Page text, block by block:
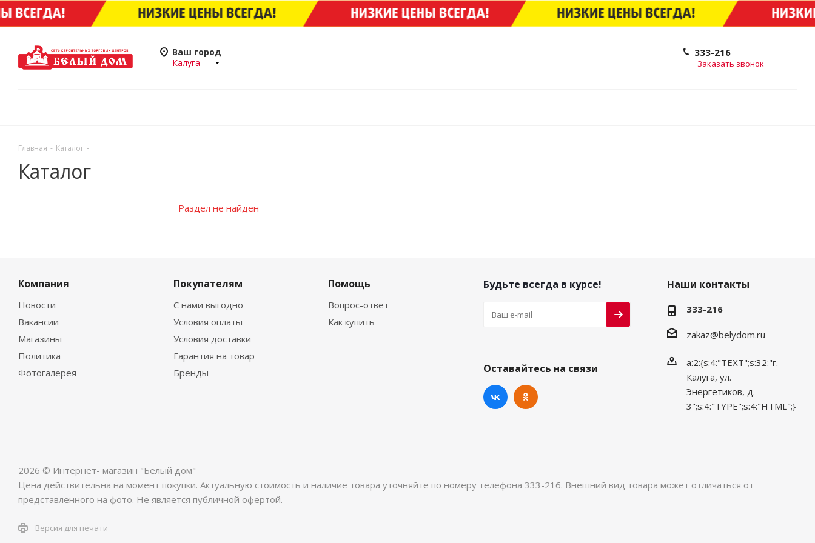
Ваш город
Калуга
333-216
Заказать звонок
Главная - Каталог -
Каталог
Раздел не найден
Компания
Новости
Вакансии
Магазины
Политика
Фотогалерея
Покупателям
С нами выгодно
Условия оплаты
Условия доставки
Гарантия на товар
Бренды
Помощь
Вопрос-ответ
Как купить
Будьте всегда в курсе!
Оставайтесь на связи
Наши контакты
333-216
zakaz@belydom.ru
a:2:{s:4:"TEXT";s:32:"г.
Калуга, ул.
Энергетиков, д.
3";s:4:"TYPE";s:4:"HTML";}
2026 © Интернет- магазин "Белый дом"
Цена действительна на момент покупки. Актуальную стоимость и наличие товара уточняйте по номеру телефона 333-216. Внешний вид товара может отличаться от
представленного на фото. Не является публичной офертой.
Версия для печати